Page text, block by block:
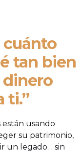
cuánto
tan bien
dinero
ti.”
están usando
su patrimonio,
un legado… sin